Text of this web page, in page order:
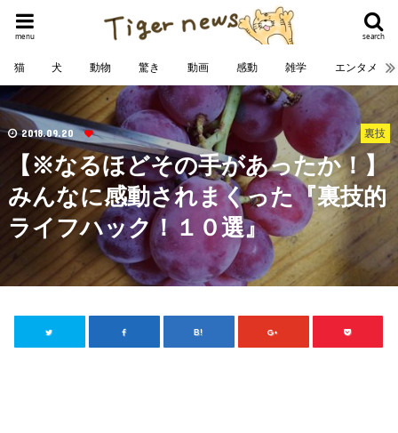
search
menu
猫 犬 動物 驚き 動画 感動 雑学 エンタメ
裏技
2018.09.20
【※なるほどその手があったか！】
みんなに感動されまくった『裏技的
ライフハック！１０選』